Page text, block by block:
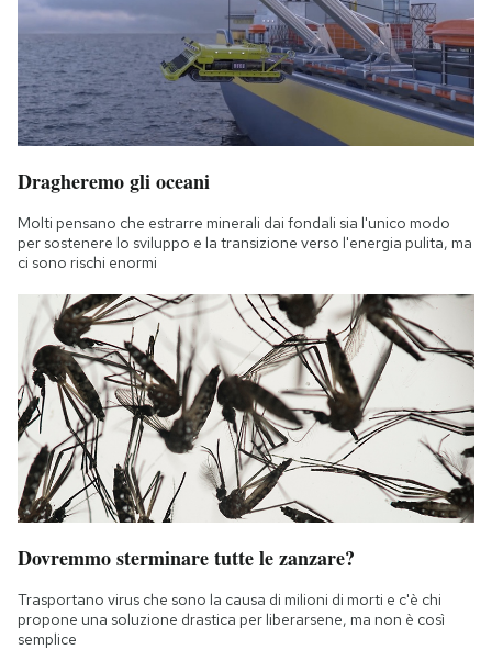
Dragheremo gli oceani
Molti pensano che estrarre minerali dai fondali sia l'unico modo
per sostenere lo sviluppo e la transizione verso l'energia pulita, ma
ci sono rischi enormi
Dovremmo sterminare tutte le zanzare?
Trasportano virus che sono la causa di milioni di morti e c'è chi
propone una soluzione drastica per liberarsene, ma non è così
semplice